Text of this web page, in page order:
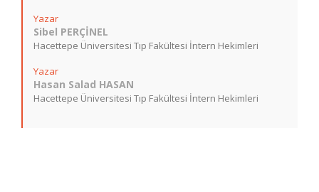
Yazar
Sibel PERÇİNEL
Hacettepe Üniversitesi Tıp Fakültesi İntern Hekimleri
Yazar
Hasan Salad HASAN
Hacettepe Üniversitesi Tıp Fakültesi İntern Hekimleri